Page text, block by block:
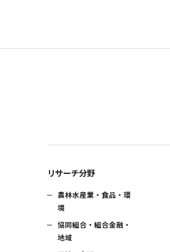
リサーチ分野
農林水産業・食品・環
境
協同組合・組合金融・
地域